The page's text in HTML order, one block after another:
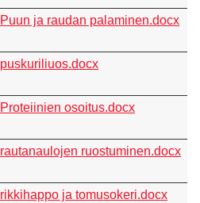
Puun ja raudan palaminen.docx
puskuriliuos.docx
Proteiinien osoitus.docx
rautanaulojen ruostuminen.docx
rikkihappo ja tomusokeri.docx